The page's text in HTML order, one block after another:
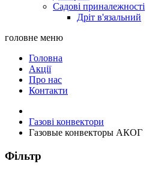
Садові приналежності
Дріт в'язальний
головне меню
Головна
Акції
Про нас
Контакти
Газові конвектори
Газовые конвекторы АКОГ
Фільтр